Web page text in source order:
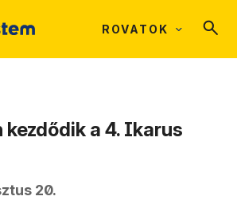
ROVATOK
kezdődik a 4. Ikarus
20.